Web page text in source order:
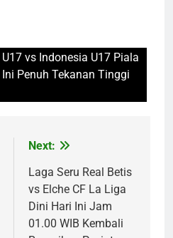
vs Indonesia U17 Piala
Penuh Tekanan Tinggi
Next:
Laga Seru Real Betis
vs Elche CF La Liga
Dini Hari Ini Jam
01.00 WIB Kembali